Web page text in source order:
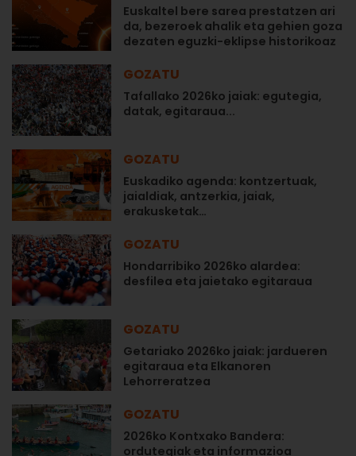
Euskaltel bere sarea prestatzen ari
da, bezeroek ahalik eta gehien goza
dezaten eguzki-eklipse historikoaz
GOZATU
Tafallako 2026ko jaiak: egutegia,
datak, egitaraua...
GOZATU
Euskadiko agenda: kontzertuak,
jaialdiak, antzerkia, jaiak,
erakusketak…
GOZATU
Hondarribiko 2026ko alardea:
desfilea eta jaietako egitaraua
GOZATU
Getariako 2026ko jaiak: jardueren
egitaraua eta Elkanoren
Lehorreratzea
GOZATU
2026ko Kontxako Bandera:
ordutegiak eta informazioa